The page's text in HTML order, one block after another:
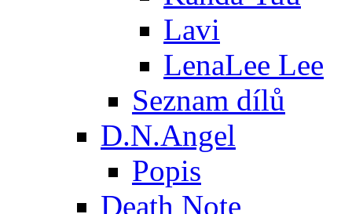
Lavi
LenaLee Lee
Seznam dílů
D.N.Angel
Popis
Death Note